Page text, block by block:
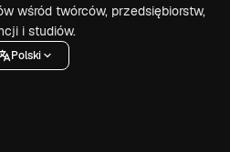
wśród twórców, przedsiębiorstw,
i studiów.
Polski